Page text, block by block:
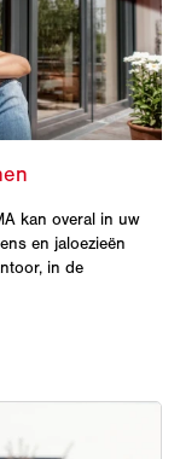
kan overal in uw
en jaloezieën
in de